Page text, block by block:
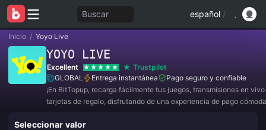
Buscar español /
Inicio / Yoyo Live
YOYO LIVE
Excellent
Trustpilot
GLOBAL
Entrega instantánea
Pago seguro y confiable
¡En BitTopup, recarga fácilmente tus juegos, transmisiones en
tarjetas de regalo, disfrutando de una experiencia de pago
Seleccionar valor